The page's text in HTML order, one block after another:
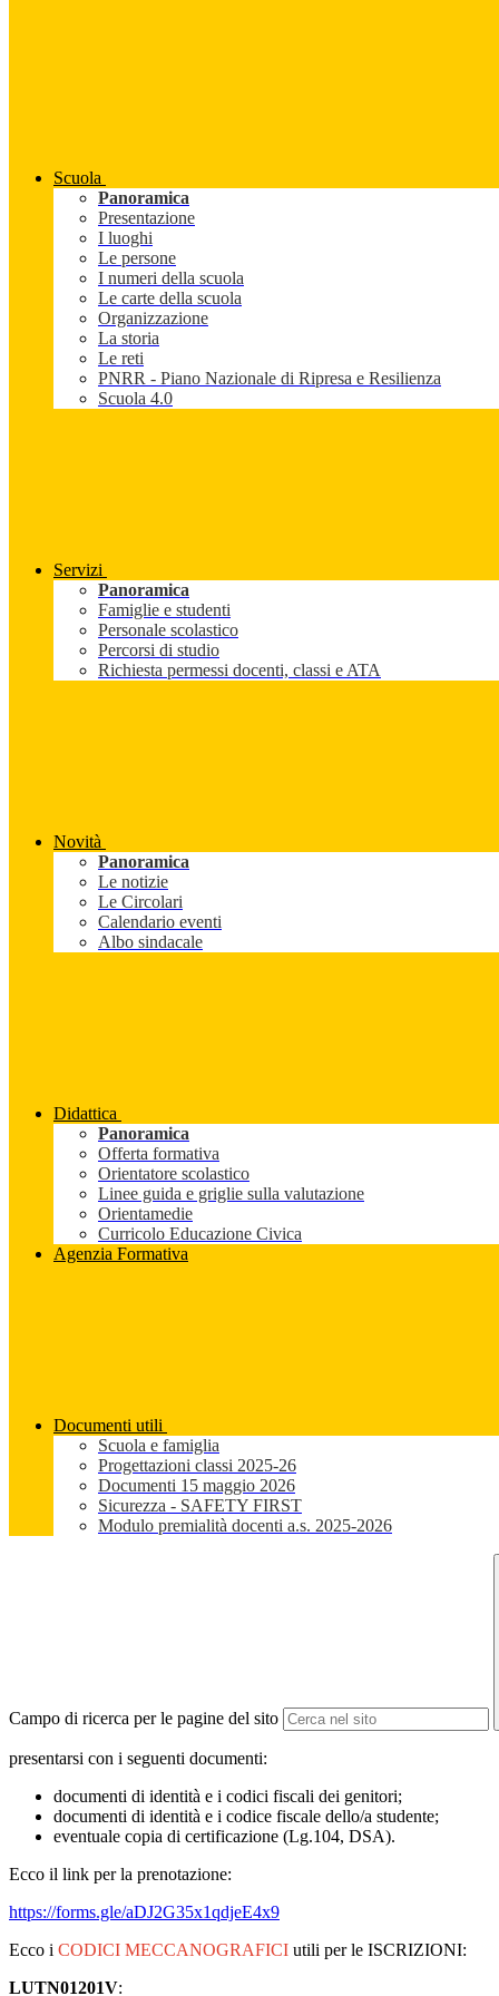
Scuola
Panoramica
Presentazione
I luoghi
Le persone
I numeri della scuola
Le carte della scuola
Organizzazione
La storia
Le reti
PNRR - Piano Nazionale di Ripresa e Resilienza
Scuola 4.0
Servizi
Panoramica
Famiglie e studenti
Personale scolastico
Percorsi di studio
Richiesta permessi docenti, classi e ATA
Novità
Panoramica
Le notizie
Le Circolari
Calendario eventi
Albo sindacale
Didattica
Panoramica
Offerta formativa
Orientatore scolastico
Linee guida e griglie sulla valutazione
Orientamedie
Curricolo Educazione Civica
Agenzia Formativa
Documenti utili
Scuola e famiglia
Progettazioni classi 2025-26
Documenti 15 maggio 2026
Sicurezza - SAFETY FIRST
Modulo premialità docenti a.s. 2025-2026
Campo di ricerca per le pagine del sito
presentarsi con i seguenti documenti:
documenti di identità e i codici fiscali dei genitori;
documenti di identità e i codice fiscale dello/a studente;
eventuale copia di certificazione (Lg.104, DSA).
Ecco il link per la prenotazione:
https://forms.gle/aDJ2G35x1qdjeE4x9
Ecco i CODICI MECCANOGRAFICI utili per le ISCRIZIONI:
LUTN01201V: